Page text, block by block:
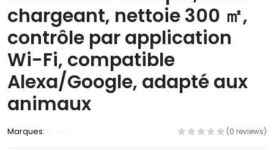
chargeant, nettoie 300 ㎡,
contrôle par application
Wi-Fi, compatible
Alexa/Google, adapté aux
animaux
Marques: (0 reviews)